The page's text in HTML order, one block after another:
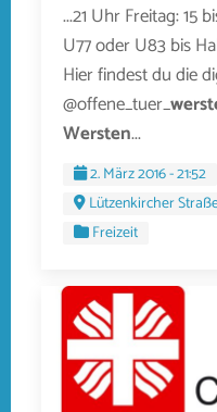
...21 Uhr Freitag: 15
U77 oder U83 bis
Hier findest du die
@offene_tuer_
Wersten...
2. März 2016 - 21:52
Lützenkircher
Freizeit